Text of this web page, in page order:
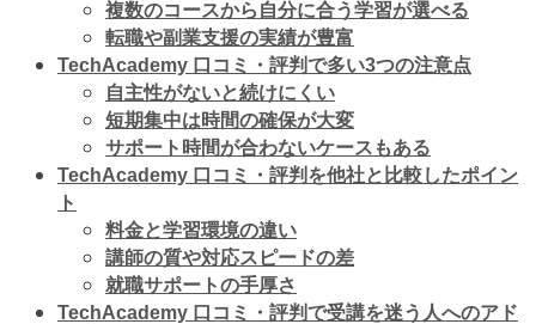
複数のコースから自分に合う学習が選べる
転職や副業支援の実績が豊富
TechAcademy 口コミ・評判で多い3つの注意点
自主性がないと続けにくい
短期集中は時間の確保が大変
サポート時間が合わないケースもある
TechAcademy 口コミ・評判を他社と比較したポイン
ト
料金と学習環境の違い
講師の質や対応スピードの差
就職サポートの手厚さ
TechAcademy 口コミ・評判で受講を迷う人へのアド